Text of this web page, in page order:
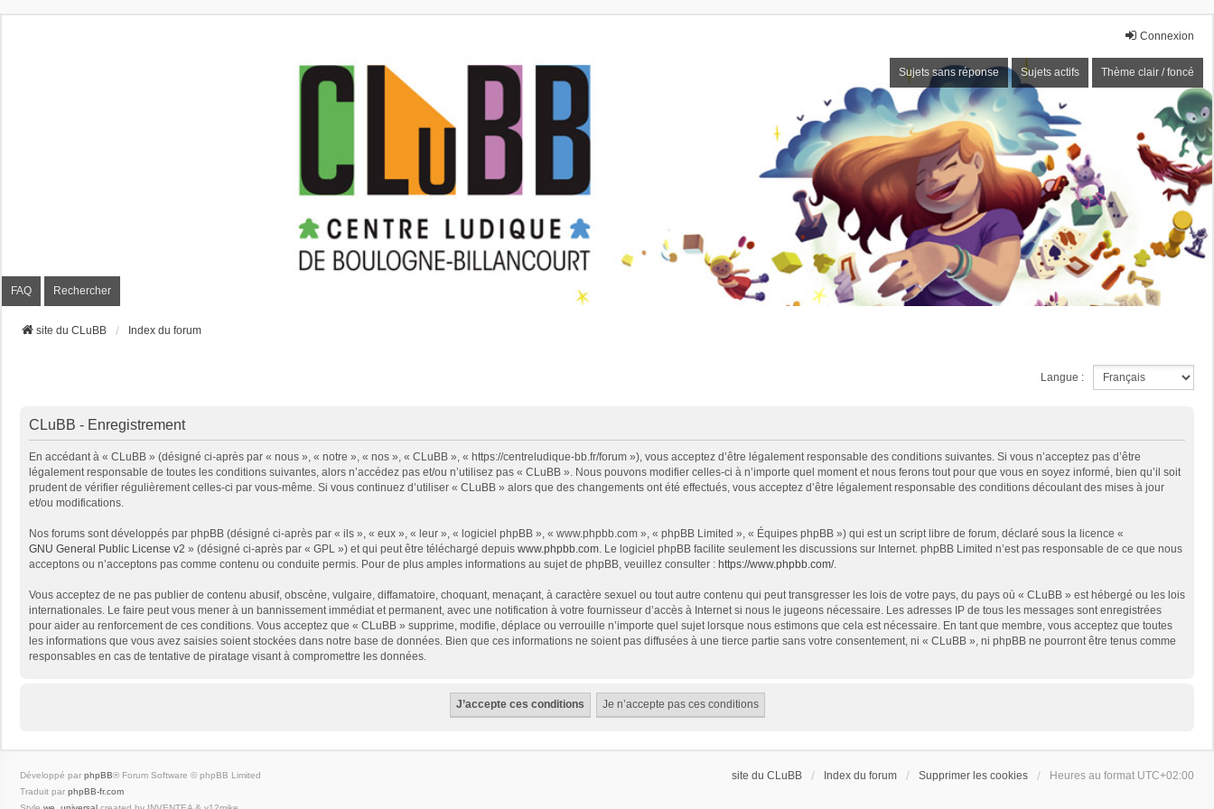
Connexion
Sujets sans réponse Sujets actifs Thème clair / foncé
FAQ Rechercher
site du CLuBB Index du forum
Langue :
CLuBB - Enregistrement
En accédant à « CLuBB » (désigné ci-après par « nous », « notre », « nos », « CLuBB », « https://centreludique-bb.fr/forum »), vous acceptez d’être légalement responsable des conditions suivantes. Si vous n’acceptez pas d’être
légalement responsable de toutes les conditions suivantes, alors n’accédez pas et/ou n’utilisez pas « CLuBB ». Nous pouvons modifier celles-ci à n’importe quel moment et nous ferons tout pour que vous en soyez informé, bien qu’il soit
prudent de vérifier régulièrement celles-ci par vous-même. Si vous continuez d’utiliser « CLuBB » alors que des changements ont été effectués, vous acceptez d’être légalement responsable des conditions découlant des mises à jour
et/ou modifications.
Nos forums sont développés par phpBB (désigné ci-après par « ils », « eux », « leur », « logiciel phpBB », « www.phpbb.com », « phpBB Limited », « Équipes phpBB ») qui est un script libre de forum, déclaré sous la licence «
GNU General Public License v2 » (désigné ci-après par « GPL ») et qui peut être téléchargé depuis www.phpbb.com. Le logiciel phpBB facilite seulement les discussions sur Internet. phpBB Limited n’est pas responsable de ce que nous
acceptons ou n’acceptons pas comme contenu ou conduite permis. Pour de plus amples informations au sujet de phpBB, veuillez consulter : https://www.phpbb.com/.
Vous acceptez de ne pas publier de contenu abusif, obscène, vulgaire, diffamatoire, choquant, menaçant, à caractère sexuel ou tout autre contenu qui peut transgresser les lois de votre pays, du pays où « CLuBB » est hébergé ou les lois
internationales. Le faire peut vous mener à un bannissement immédiat et permanent, avec une notification à votre fournisseur d’accès à Internet si nous le jugeons nécessaire. Les adresses IP de tous les messages sont enregistrées
pour aider au renforcement de ces conditions. Vous acceptez que « CLuBB » supprime, modifie, déplace ou verrouille n’importe quel sujet lorsque nous estimons que cela est nécessaire. En tant que membre, vous acceptez que toutes
les informations que vous avez saisies soient stockées dans notre base de données. Bien que ces informations ne soient pas diffusées à une tierce partie sans votre consentement, ni « CLuBB », ni phpBB ne pourront être tenus comme
responsables en cas de tentative de piratage visant à compromettre les données.
site du CLuBB Index du forum Supprimer les cookies Heures au format UTC+02:00
Développé par phpBB® Forum Software © phpBB Limited
Traduit par phpBB-fr.com